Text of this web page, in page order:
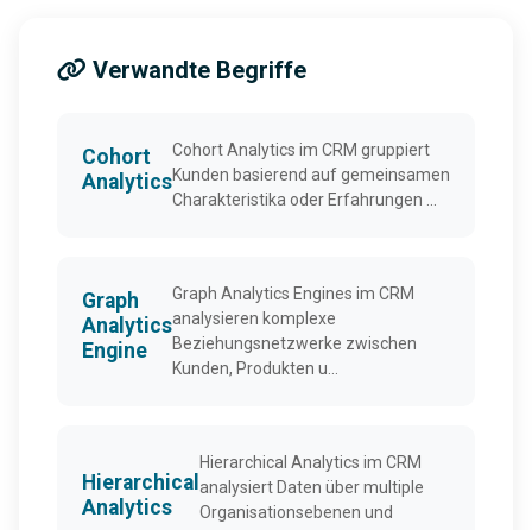
Verwandte Begriffe
Cohort
Analytics
Cohort Analytics im CRM gruppiert
Kunden basierend auf gemeinsamen
Charakteristika oder Erfahrungen ...
Graph
Analytics
Engine
Graph Analytics Engines im CRM
analysieren komplexe
Beziehungsnetzwerke zwischen
Kunden, Produkten u...
Hierarchical
Analytics
Hierarchical Analytics im CRM
analysiert Daten über multiple
Organisationsebenen und